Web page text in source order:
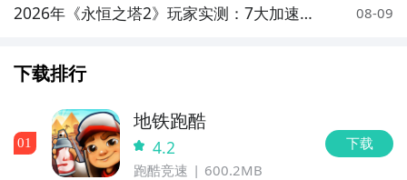
通过上面的游戏介绍和图片，可能大家对美味蛋糕图鉴
2026年《永恒之塔2》玩家实测：7大加速器
08-09
下载排行
01
地铁跑酷
4.2
跑酷竞速 600.2MB
下载